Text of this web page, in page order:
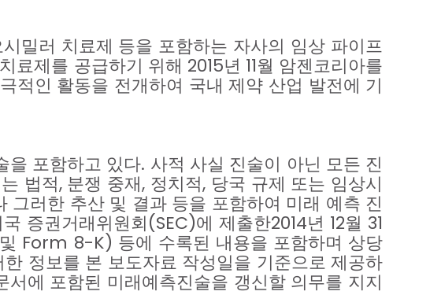
밀러 치료제 등을 포함하는 자사의 임상 파이프
치료제를 공급하기 위해 2015년 11월 암젠코리아를
적인 활동을 전개하여 국내 제약 산업 발전에 기
을 포함하고 있다. 사적 사실 진술이 아닌 모든 진
법적, 분쟁 중재, 정치적, 당국 규제 또는 임상시
그러한 추산 및 결과 등을 포함하여 미래 예측 진
증권거래위원회(SEC)에 제출한2014년 12월 31
및 Form 8-K) 등에 수록된 내용을 포함하며 상당
한 정보를 본 보도자료 작성일을 기준으로 제공하
서에 포함된 미래예측진술을 갱신할 의무를 지지